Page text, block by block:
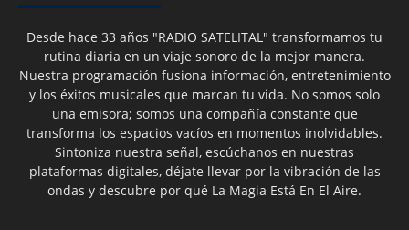
Desde hace 33 años "RADIO SATELITAL" transformamos tu
rutina diaria en un viaje sonoro de la mejor manera.
Nuestra programación fusiona información, entretenimiento
y los éxitos musicales que marcan tu vida. No somos solo
una emisora; somos una compañía constante que
transforma los espacios vacíos en momentos inolvidables.
Sintoniza nuestra señal, escúchanos en nuestras
plataformas digitales, déjate llevar por la vibración de las
ondas y descubre por qué La Magia Está En El Aire.